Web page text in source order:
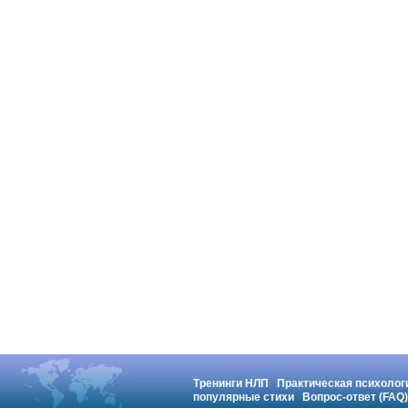
Тренинги НЛП
Практическая
популярные стихи
Вопрос-ответ (FAQ)